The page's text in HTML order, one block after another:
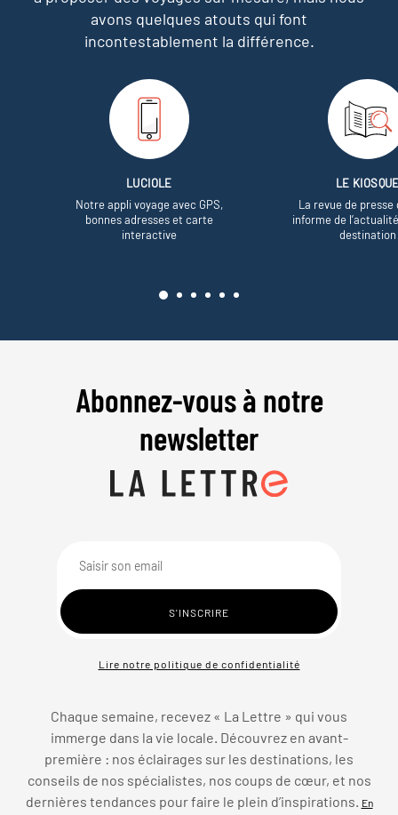
avons quelques atouts qui font
incontestablement la différence.
LUCIOLE
Notre appli voyage avec GPS,
bonnes adresses et carte
interactive
LE
La revue de presse
informe de
destination
Abonnez-vous à notre
newsletter
Lire notre politique de confidentialité
Chaque semaine, recevez « La Lettre » qui vous
immerge dans la vie locale. Découvrez en avant-
première : nos éclairages sur les destinations, les
conseils de nos spécialistes, nos coups de cœur, et nos
dernières tendances pour faire le plein d’inspirations.
En